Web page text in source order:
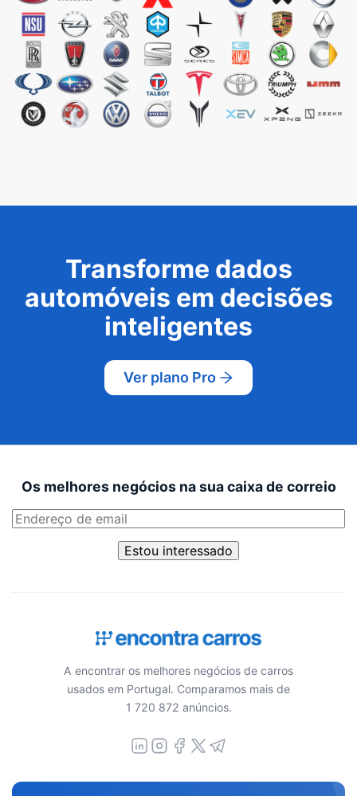
Transforme dados
automóveis em decisões
inteligentes
Ver plano Pro
Os melhores negócios na sua caixa de correio
Estou interessado
A encontrar os melhores negócios de carros
usados em Portugal. Comparamos mais de
1 720 872 anúncios.